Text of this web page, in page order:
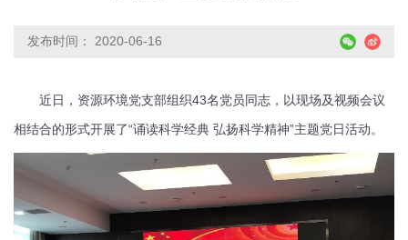
发布时间： 2020-06-16
近日，资源环境党支部组织43名党员同志，以现场及视频会议
相结合的形式开展了“诵读科学经典 弘扬科学精神”主题党日活动。